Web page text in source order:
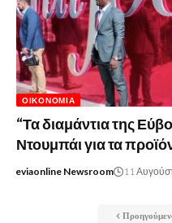
ΟΙΚΟΝΟΜΊΑ
“Τα διαμάντια της
Ντουμπάι για τα
eviaonline Newsroom 11